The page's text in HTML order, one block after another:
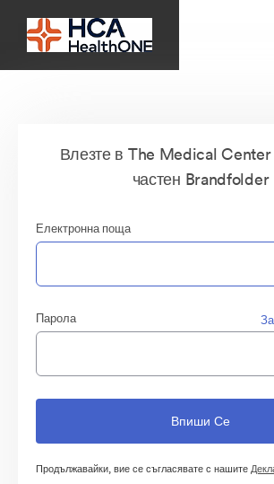
Влезте в The Medical
частен Brandfolder
Електронна поща
Парола
Продължавайки, вие се съгласявате с нашите